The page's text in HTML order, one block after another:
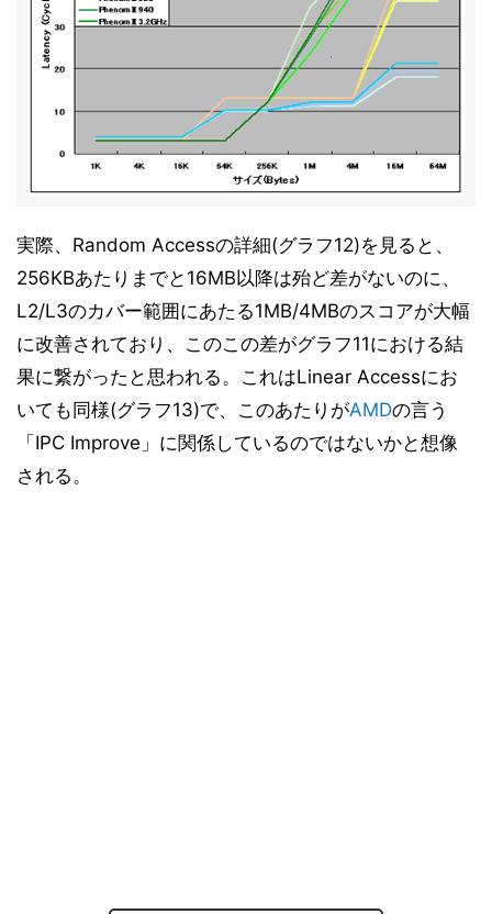
実際、Random Accessの詳細(グラフ12)を見ると、
256KBあたりまでと16MB以降は殆ど差がないのに、
L2/L3のカバー範囲にあたる1MB/4MBのスコアが大幅
に改善されており、このこの差がグラフ11における結
果に繋がったと思われる。これはLinear Accessにお
いても同様(グラフ13)で、このあたりがAMDの言う
「IPC Improve」に関係しているのではないかと想像
される。